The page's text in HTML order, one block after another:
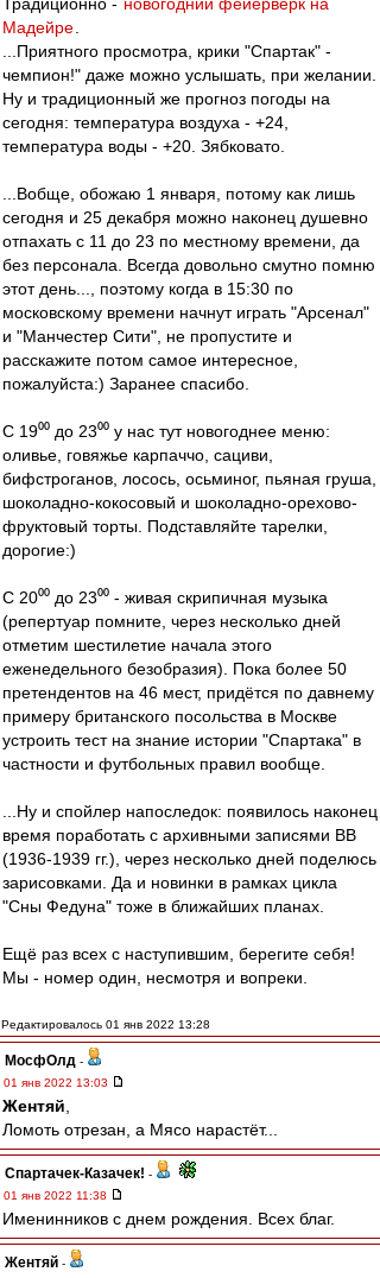
Мадейре
...Приятного просмотра, крики "Спартак" -
чемпион!" даже можно услышать, при желании.
Ну и традиционный же прогноз погоды на
сегодня: температура воздуха - +24,
температура воды - +20. Зябковато.
...Вобще, обожаю 1 января, потому как лишь
сегодня и 25 декабря можно наконец душевно
отпахать с 11 до 23 по местному времени, да
без персонала. Всегда довольно смутно помню
этот день..., поэтому когда в 15:30 по
московскому времени начнут играть "Арсенал"
и "Манчестер Сити", не пропустите и
расскажите потом самое интересное,
пожалуйста:) Заранее спасибо.
С 19⁰⁰ до 23⁰⁰ у нас тут новогоднее меню:
оливье, говяжье карпаччо, сациви,
бифстроганов, лосось, осьминог, пьяная груша,
шоколадно-кокосовый и шоколадно-орехово-
фруктовый торты. Подставляйте тарелки,
дорогие:)
С 20⁰⁰ до 23⁰⁰ - живая скрипичная музыка
(репертуар помните, через несколько дней
отметим шестилетие начала этого
еженедельного безобразия). Пока более 50
претендентов на 46 мест, придётся по давнему
примеру британского посольства в Москве
устроить тест на знание истории "Спартака" в
частности и футбольных правил вообще.
...Ну и спойлер напоследок: появилось наконец
время поработать с архивными записями ВВ
(1936-1939 гг.), через несколько дней поделюсь
зарисовками. Да и новинки в рамках цикла
"Сны Федуна" тоже в ближайших планах.
Ещё раз всех с наступившим, берегите себя!
Мы - номер один, несмотря и вопреки.
Редактировалось 01 янв 2022 13:28
МосфОлд -
01 янв 2022 13:03
Жентяй
Ломоть отрезан, а Мясо нарастёт...
Спартачек-Казачек! -
01 янв 2022 11:38
Именинников с днем рождения. Всех благ.
Жентяй -